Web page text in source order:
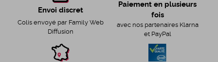
Envoi discret
Colis envoyé par Family Web
Diffusion
Paiement en plusieurs
fois
avec nos partenaires Klarna
et PayPal